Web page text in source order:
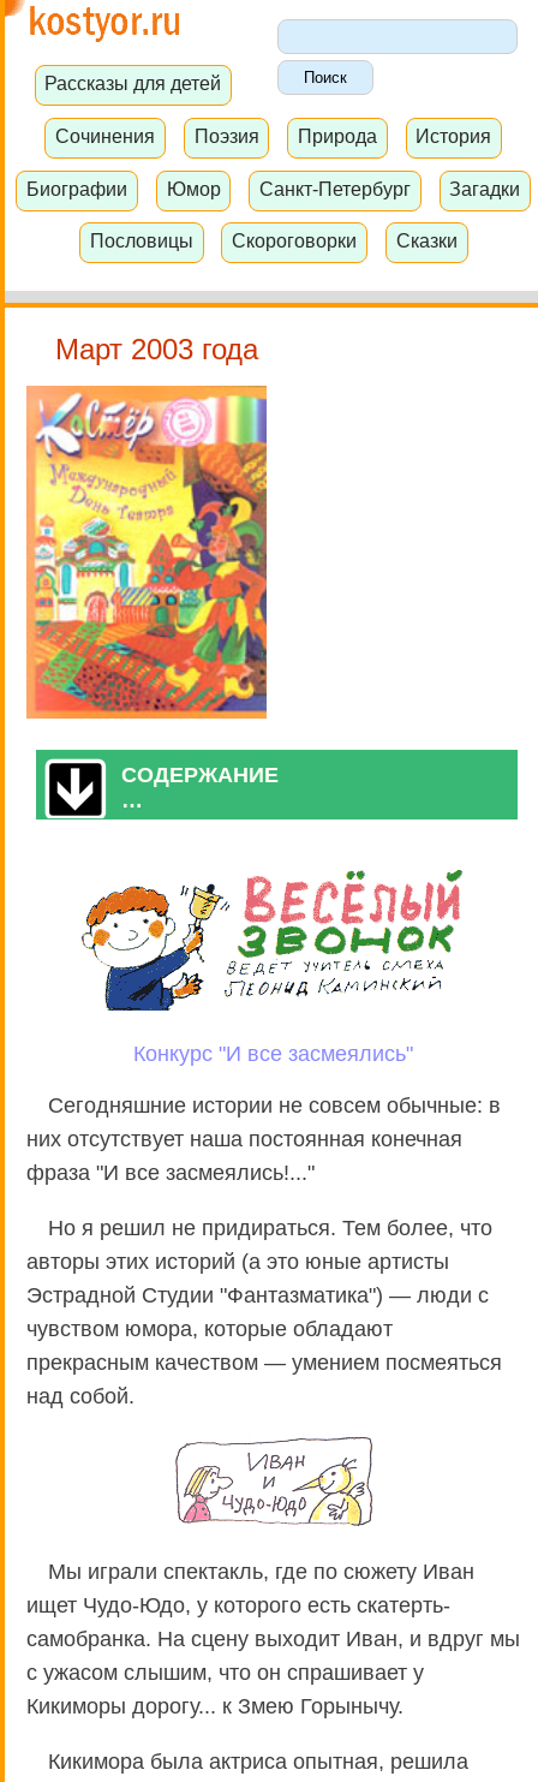
Рассказы для детей
Сочинения Поэзия Природа История
Биографии Юмор Санкт-Петербург Загадки
Пословицы Скороговорки Сказки
Март 2003 года
СОДЕРЖАНИЕ
…
Конкурс "И все засмеялись"
Сегодняшние истории не совсем обычные: в
них отсутствует наша постоянная конечная
фраза "И все засмеялись!..."
Но я решил не придираться. Тем более, что
авторы этих историй (а это юные артисты
Эстрадной Студии "Фантазматика") — люди с
чувством юмора, которые обладают
прекрасным качеством — умением посмеяться
над собой.
Мы играли спектакль, где по сюжету Иван
ищет Чудо-Юдо, у которого есть скатерть-
самобранка. На сцену выходит Иван, и вдруг мы
с ужасом слышим, что он спрашивает у
Кикиморы дорогу... к Змею Горынычу.
Кикимора была актриса опытная, решила